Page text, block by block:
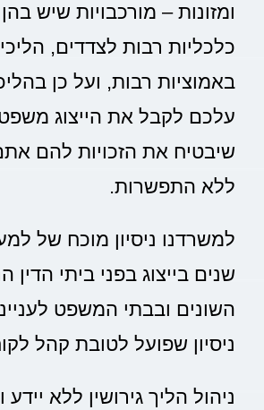
ומזונות – מורכבויות שיש
כלכליות רבות לצדדים,
באמוציות רבות, ועל כן
עלכם לקבל את הייצוג
שיבטיח את הזכויות להם
ללא התפשרות.
שנים בייצוג בפני ביתי הדין
השונים ובבתי המשפט
ניסיון שפועל לטובת קהל
ניהול הליך גירושין ללא יידע